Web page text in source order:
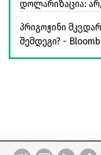
დოლარიზაცია:
პრიგოჟინი
შემდეგი? -